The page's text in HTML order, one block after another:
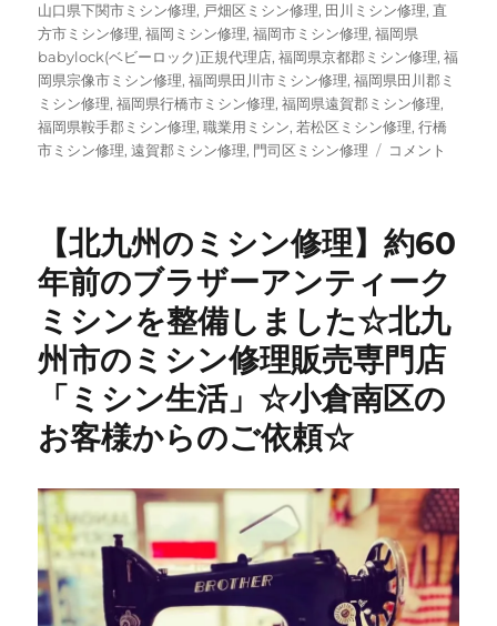
山口県下関市ミシン修理, 戸畑区ミシン修理, 田川ミシン修理, 直
方市ミシン修理,福岡ミシン修理,福岡市ミシン修理,福岡県
babylock(ベビーロック)正規代理店,福岡県京都郡ミシン修理,福
岡県宗像市ミシン修理,福岡県田川市ミシン修理,福岡県田川郡ミ
ミシン修理,福岡県行橋市ミシン修理,福岡県遠賀郡ミシン修理,
福岡県鞍手郡ミシン修理,職業用ミシン,若松区ミシン修理,行橋
市ミシン修理,遠賀郡ミシン修理, 門司区ミシン修理
ご
た
い
た
ミ
シ
ン
が
専
門
店
だ
か
ら
コメント
【北九州のミシン修理】約60
年前のブラザーアンティーク
ミシンを整備しました☆北九
州市のミシン修理販売専門店
「ミシン生活」☆小倉南区の
お客様からのご依頼☆